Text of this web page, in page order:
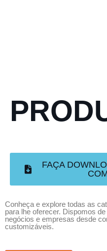
FAÇA
Conheça e explore todas as
para lhe oferecer. Dispomos
negócios e empresas desde
customizáveis.